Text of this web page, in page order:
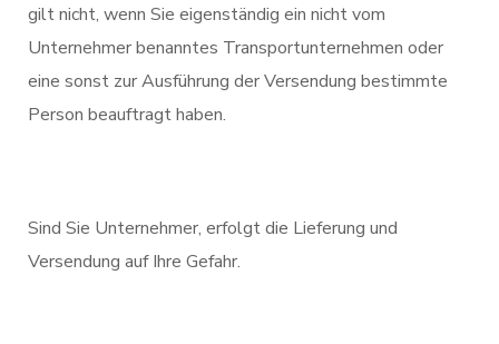
gilt nicht, wenn Sie eigenständig ein nicht vom
Unternehmer benanntes Transportunternehmen oder
eine sonst zur Ausführung der Versendung bestimmte
Person beauftragt haben.
Sind Sie Unternehmer, erfolgt die Lieferung und
Versendung auf Ihre Gefahr.